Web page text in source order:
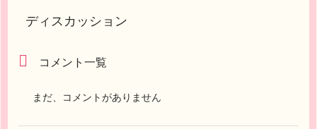
ディスカッション
コメント一覧
まだ、コメントがありません